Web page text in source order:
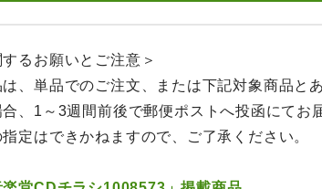
るお願いとご注意＞
は、単品でのご注文、または下記対象商品と
、1～3週間前後で郵便ポストへ投函にてお
定はできかねますので、ご了承ください。